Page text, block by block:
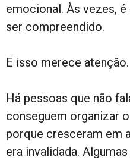
emocional. Às vezes,
ser compreendido.
E isso merece atenção.
Há pessoas que não
conseguem organizar
porque cresceram em
era invalidada.